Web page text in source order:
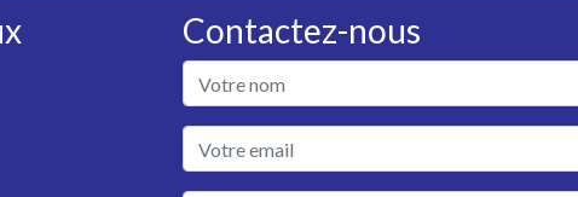
Contactez-nous